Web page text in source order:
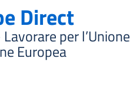
Direct
per l’Unione
Europea